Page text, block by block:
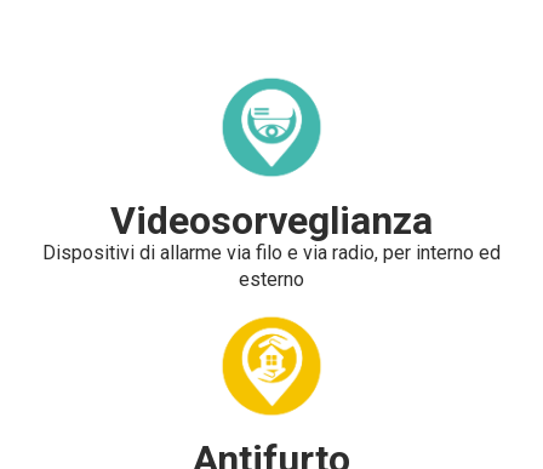
Videosorveglianza
Dispositivi di allarme via filo e via radio, per interno ed
esterno
Antifurto